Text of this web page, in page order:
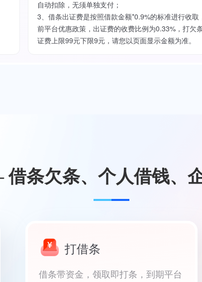
自动扣除，无须单独支付；
3、借条出证费是按照借款金额*0.9%的标准进行收取
前平台优惠政策，出证费的收费比例为0.33%，打欠
证费上限99元下限9元，请您以页面显示金额为准。
条欠条、个人借钱、
打借条
借条带资金，领取即打条，到期平台